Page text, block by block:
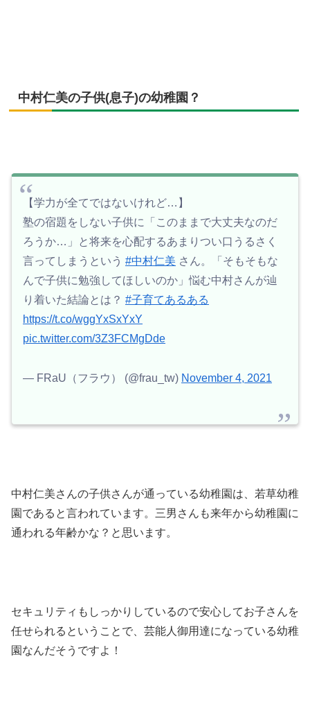
中村仁美の子供(息子)の幼稚園？
【学力が全てではないけれど…】
塾の宿題をしない子供に「このままで大丈夫なのだ
ろうか…」と将来を心配するあまりつい口うるさく
言ってしまうという #中村仁美 さん。「そもそもな
んで子供に勉強してほしいのか」悩む中村さんが辿
り着いた結論とは？ #子育てあるある
https://t.co/wggYxSxYxY
pic.twitter.com/3Z3FCMgDde
— FRaU（フラウ） (@frau_tw) November 4, 2021
中村仁美さんの子供さんが通っている幼稚園は、若草幼稚
園であると言われています。三男さんも来年から幼稚園に
通われる年齢かな？と思います。
セキュリティもしっかりしているので安心してお子さんを
任せられるということで、芸能人御用達になっている幼稚
園なんだそうですよ！